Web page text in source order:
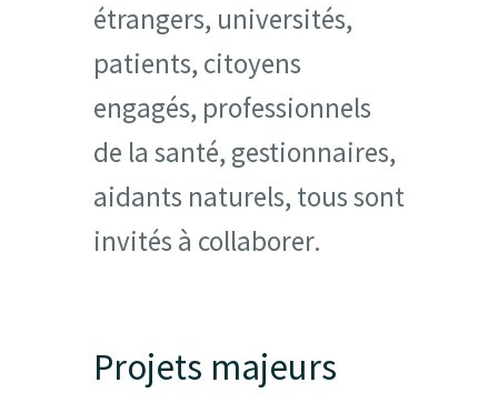
étrangers, universités,
patients, citoyens
engagés, professionnels
de la santé, gestionnaires,
aidants naturels, tous sont
invités à collaborer.
Projets majeurs